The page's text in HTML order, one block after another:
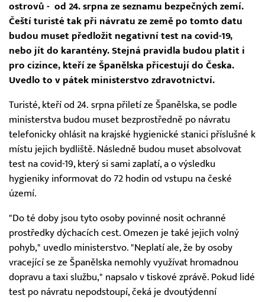
ostrovů - od 24. srpna ze seznamu bezpečných zemí.
Čeští turisté tak při návratu ze země po tomto datu
budou muset předložit negativní test na covid-19,
nebo jít do karantény. Stejná pravidla budou platit i
pro cizince, kteří ze Španělska přicestují do Česka.
Uvedlo to v pátek ministerstvo zdravotnictví.
Turisté, kteří od 24. srpna přiletí ze Španělska, se podle
ministerstva budou muset bezprostředně po návratu
telefonicky ohlásit na krajské hygienické stanici příslušné k
místu jejich bydliště. Následně budou muset absolvovat
test na covid-19, který si sami zaplatí, a o výsledku
hygieniky informovat do 72 hodin od vstupu na české
území.
"Do té doby jsou tyto osoby povinné nosit ochranné
prostředky dýchacích cest. Omezen je také jejich volný
pohyb," uvedlo ministerstvo. "Neplatí ale, že by osoby
vracející se ze Španělska nemohly využívat hromadnou
dopravu a taxi službu," napsalo v tiskové zprávě. Pokud lidé
test po návratu nepodstoupí, čeká je dvoutýdenní